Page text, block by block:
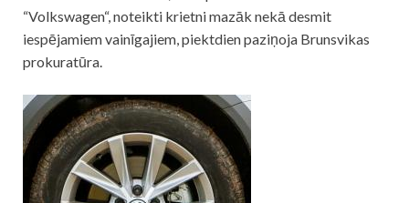
“Volkswagen“, noteikti krietni mazāk nekā desmit
iespējamiem vainīgajiem, piektdien paziņoja Brunsvikas
prokuratūra.